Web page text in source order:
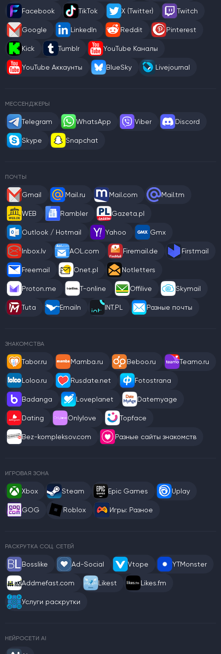
Facebook TikTok X (Twitter) Twitch
Google LinkedIn Reddit Pinterest
Kick Tumblr YouTube Каналы
YouTube Аккаунты BlueSky Livejournal
МЕССЕНДЖЕРЫ
Telegram WhatsApp Viber Discord
Skype Snapchat
ПОЧТЫ
Gmail Mail.ru Mail.com Mail.tm
WEB Rambler Gazeta.pl
Outlook / Hotmail Yahoo Gmx
Inbox.lv AOL.com Firemail.de Firstmail
Freemail Onet.pl Notletters
Proton.me T-online Offilive Skymail
Tuta Emailn INT.PL Разные почты
ЗНАКОМСТВА
Tabor.ru Mamba.ru Beboo.ru Teamo.ru
Loloo.ru Rusdate.net Fotostrana
Badanga Loveplanet Datemyage
Dating Onlylove Topface
Bez-kompleksov.com Разные сайты знакомств
ИГРОВАЯ ЗОНА
Xbox Steam Epic Games Uplay
GOG Roblox Игры: Разное
РАСКРУТКА СОЦ. СЕТЕЙ
Bosslike Ad-Social Vtope YTMonster
Addmefast.com Likest Likes.fm
Услуги раскрутки
НЕЙРОСЕТИ AI